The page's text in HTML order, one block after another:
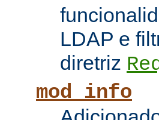
LDAP e
diretriz
mod_info